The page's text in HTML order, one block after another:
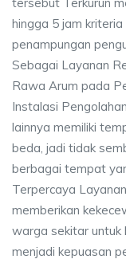
hingga 5 jam
penampungan
Sebagai Layanan
Rawa Arum pada
Instalasi
lainnya memiliki
beda, jadi tidak
berbagai tempat
Terpercaya
memberikan
warga sekitar untuk
menjadi kepuasan